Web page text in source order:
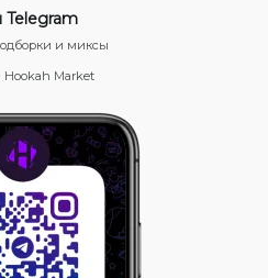
и миксы
Hookah Market